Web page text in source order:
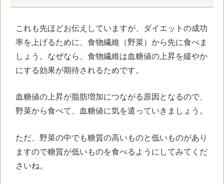
これも先ほどお伝えしていますが、ダイエットの成功
率を上げるために、食物繊維（野菜）から先に食べま
しょう。なぜなら、食物繊維は血糖値の上昇を緩やか
にする効果が期待されるためです。
血糖値の上昇が脂肪増加につながる原因となるので、
野菜から食べて、血糖値に気を遣っていきましょう。
ただ、野菜の中でも糖質の高いものと低いものがあり
ますので糖質が低いものを食べるようにしてみてくだ
さいね。